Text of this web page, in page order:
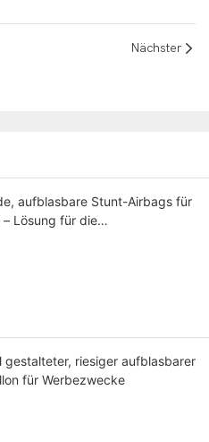
Nächster
aufblasbare Stunt-Airbags für
– Lösung für die
gestalteter, riesiger aufblasbarer
für Werbezwecke